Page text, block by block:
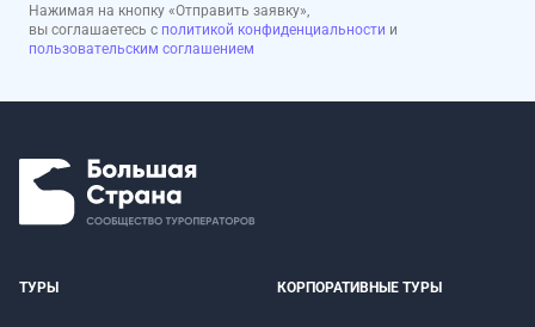
Нажимая на кнопку «Отправить заявку»,
вы соглашаетесь с политикой конфиденциальности и
пользовательским соглашением
ТУРЫ КОРПОРАТИВНЫЕ ТУРЫ